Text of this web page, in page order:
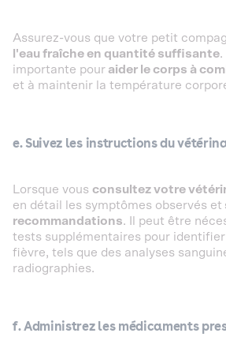
Assurez-vous que votre petit
l'eau fraîche en quantité suffisante.
importante pour aider le corps à
et à maintenir la température
e. Suivez les instructions du
Lorsque vous consultez votre
en détail les symptômes observés et
recommandations. Il peut être
tests supplémentaires pour
fièvre, tels que des analyses
radiographies.
f. Administrez les médicaments